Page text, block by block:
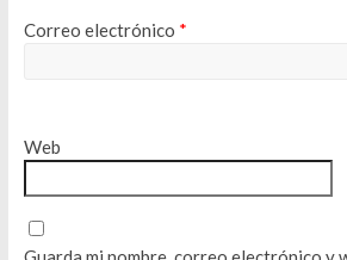
Correo electrónico *
Web